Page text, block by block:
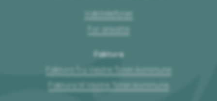
Vakttelefoner
For ansatte
Faktura
Faktura fra Vestre Toten kommune
Faktura til Vestre Toten kommune